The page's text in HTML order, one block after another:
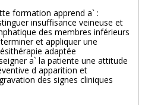
formation apprend a` :
insuffisance veineuse et
des membres inférieurs
et appliquer une
adaptée
a` la patiente une attitude
d apparition et
des signes cliniques